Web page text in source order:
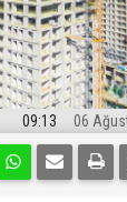
09:13 06